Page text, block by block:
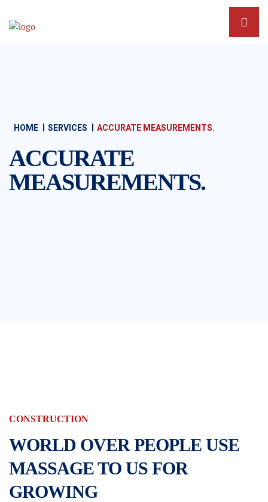
ACCURATE
MEASUREMENTS.
HOME SERVICES ACCURATE MEASUREMENTS.
CONSTRUCTION
WORLD OVER PEOPLE USE
MASSAGE TO US FOR
GROWING